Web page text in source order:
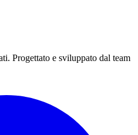
Progettato e sviluppato dal team